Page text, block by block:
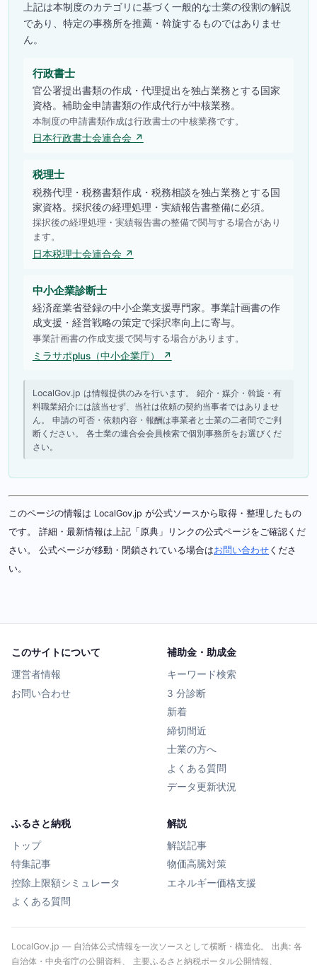
上記は本制度のカテゴリに基づく一般的な士業の役割の解説
であり、特定の事務所を推薦・斡旋するものではありませ
ん。
行政書士
官公署提出書類の作成・代理提出を独占業務とする国家
資格。補助金申請書類の作成代行が中核業務。
本制度の申請書類作成は行政書士の中核業務です。
日本行政書士会連合会 ↗
税理士
税務代理・税務書類作成・税務相談を独占業務とする国
家資格。採択後の経理処理・実績報告書整備に必須。
採択後の経理処理・実績報告書の整備で関与する場合があり
ます。
日本税理士会連合会 ↗
中小企業診断士
経済産業省登録の中小企業支援専門家。事業計画書の作
成支援・経営戦略の策定で採択率向上に寄与。
事業計画書の作成支援で関与する場合があります。
ミラサポplus（中小企業庁） ↗
LocalGov.jp は情報提供のみを行います。 紹介・媒介・斡旋・有
料職業紹介には該当せず、当社は依頼の契約当事者ではありませ
ん。 申請の可否・依頼内容・報酬は事業者と士業の二者間でご判
断ください。 各士業の連合会会員検索で個別事務所をお選びくだ
さい。
このページの情報は LocalGov.jp が公式ソースから取得・整理したもの
です。 詳細・最新情報は上記「原典」リンクの公式ページをご確認くだ
さい。 公式ページが移動・閉鎖されている場合はお問い合わせ くださ
い。
このサイトについて
運営者情報
お問い合わせ
補助金・助成金
キーワード検索
3 分診断
新着
締切間近
士業の方へ
よくある質問
データ更新状況
ふるさと納税
トップ
特集記事
控除上限額シミュレータ
よくある質問
解説
解説記事
物価高騰対策
エネルギー価格支援
LocalGov.jp — 自治体公式情報を一次ソースとして横断・構造化。 出典: 各
自治体・中央省庁の公開資料、 主要ふるさと納税ポータル公開情報、